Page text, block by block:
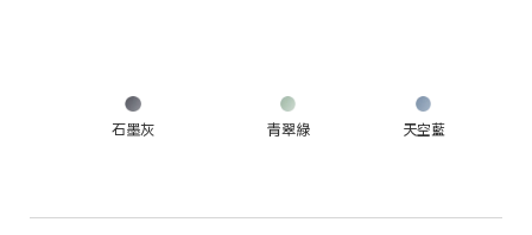
石墨灰 青翠綠 天空藍